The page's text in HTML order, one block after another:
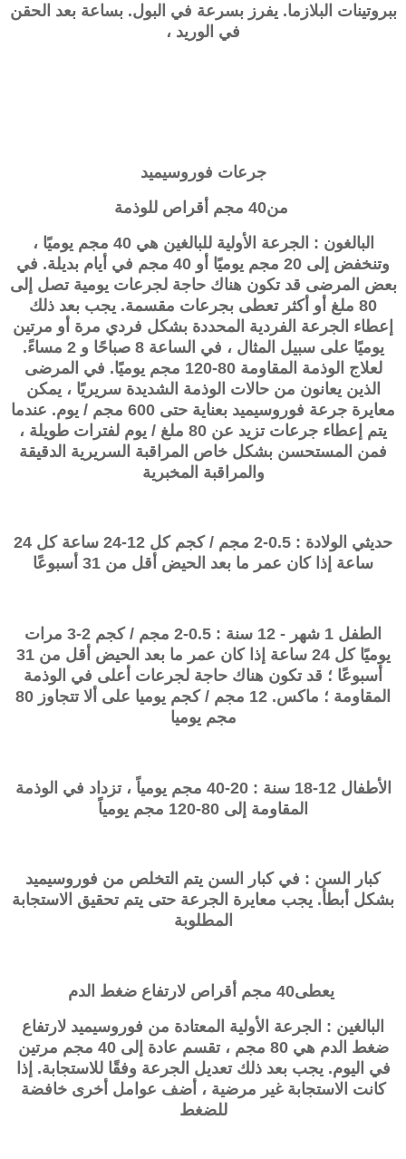
ببروتينات البلازما. يفرز بسرعة في البول. بساعة بعد الحقن
في الوريد ،
جرعات فوروسيميد
من40 مجم أقراص للوذمة
البالغون : الجرعة الأولية للبالغين هي 40 مجم يوميًا ،
وتنخفض إلى 20 مجم يوميًا أو 40 مجم في أيام بديلة. في
بعض المرضى قد تكون هناك حاجة لجرعات يومية تصل إلى
80 ملغ أو أكثر تعطى بجرعات مقسمة. يجب بعد ذلك
إعطاء الجرعة الفردية المحددة بشكل فردي مرة أو مرتين
يوميًا على سبيل المثال ، في الساعة 8 صباحًا و 2 مساءً.
لعلاج الوذمة المقاومة 80-120 مجم يوميًا. في المرضى
الذين يعانون من حالات الوذمة الشديدة سريريًا ، يمكن
معايرة جرعة فوروسيميد بعناية حتى 600 مجم / يوم. عندما
يتم إعطاء جرعات تزيد عن 80 ملغ / يوم لفترات طويلة ،
فمن المستحسن بشكل خاص المراقبة السريرية الدقيقة
والمراقبة المخبرية
حديثي الولادة : 0.5-2 مجم / كجم كل 12-24 ساعة
كل 24
ساعة إذا كان عمر ما بعد الحيض أقل من 31 أسبوعًا
الطفل 1 شهر - 12 سنة : 0.5-2 مجم / كجم 2-3 مرات
يوميًا كل 24 ساعة إذا كان عمر ما بعد الحيض أقل من 31
أسبوعًا ؛ قد تكون هناك حاجة لجرعات أعلى في الوذمة
المقاومة ؛ ماكس. 12 مجم / كجم يوميا على ألا تتجاوز 80
مجم يوميا
الأطفال 12-18 سنة : 20-40 مجم يومياً ، تزداد في الوذمة
المقاومة إلى 80-120 مجم يومياً
كبار السن : في كبار السن يتم التخلص من فوروسيميد
بشكل أبطأ. يجب معايرة الجرعة حتى يتم تحقيق الاستجابة
المطلوبة
يعطى40 مجم أقراص لارتفاع ضغط الدم
البالغين : الجرعة الأولية المعتادة من فوروسيميد لارتفاع
ضغط الدم هي 80 مجم ، تقسم عادة إلى 40 مجم مرتين
في اليوم. يجب بعد ذلك تعديل الجرعة وفقًا للاستجابة. إذا
كانت الاستجابة غير مرضية ، أضف عوامل أخرى خافضة
للضغط